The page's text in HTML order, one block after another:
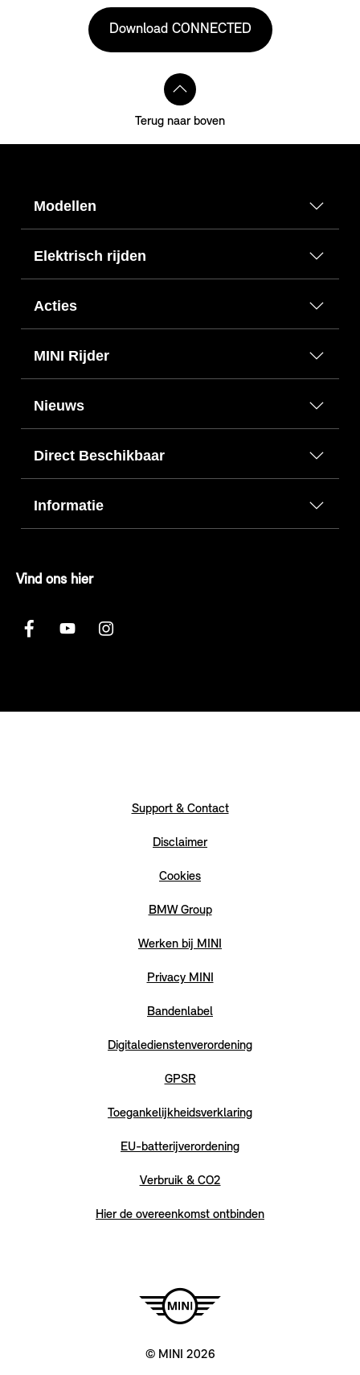
Download CONNECTED
Terug naar boven
Modellen
Elektrisch rijden
Acties
MINI Rijder
Nieuws
Direct Beschikbaar
Informatie
Vind ons hier
Support & Contact
Disclaimer
Cookies
BMW Group
Werken bij MINI
Privacy MINI
Bandenlabel
Digitaledienstenverordening
GPSR
Toegankelijkheidsverklaring
EU-batterijverordening
Verbruik & CO2
Hier de overeenkomst ontbinden
© MINI 2026